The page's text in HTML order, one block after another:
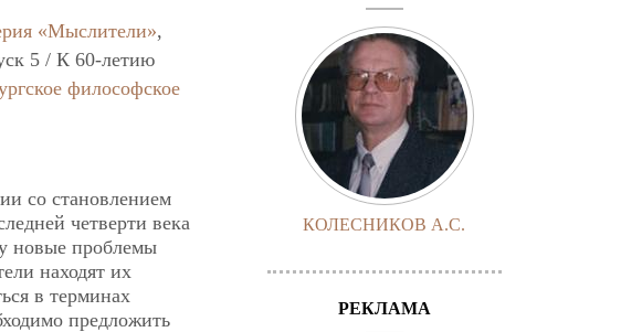
«Мыслители»,
5 / К 60-летию
философское
со становлением
четверти века
новые проблемы
находят их
в терминах
предложить
КОЛЕСНИКОВ А.С.
РЕКЛАМА